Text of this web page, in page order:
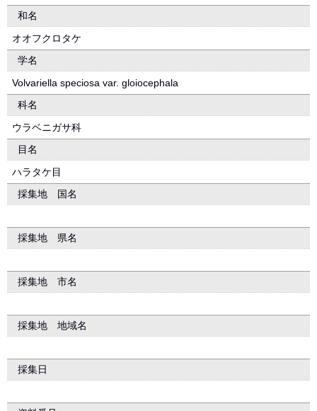
和名
オオフクロタケ
学名
Volvariella speciosa var. gloiocephala
科名
ウラベニガサ科
目名
ハラタケ目
採集地 国名
採集地 県名
採集地 市名
採集地 地域名
採集日